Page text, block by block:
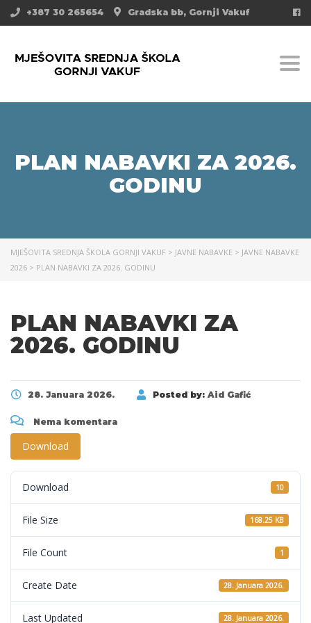
Gradska bb, Gornji Vakuf
+387 30 265654
PLAN NABAVKI ZA 2026.
GODINU
MJEŠOVITA SREDNJA ŠKOLA GORNJI VAKUF > JAVNE NABAVKE > JAVNE NABAVKE
2026 > PLAN NABAVKI ZA 2026. GODINU
PLAN NABAVKI ZA
2026. GODINU
28. Januara 2026. Posted by: Aid Gafić
Nema komentara
Download
Download 10
File Size 168.25 KB
File Count 1
Create Date 28. Januara 2026.
Last Updated 28. Januara 2026.